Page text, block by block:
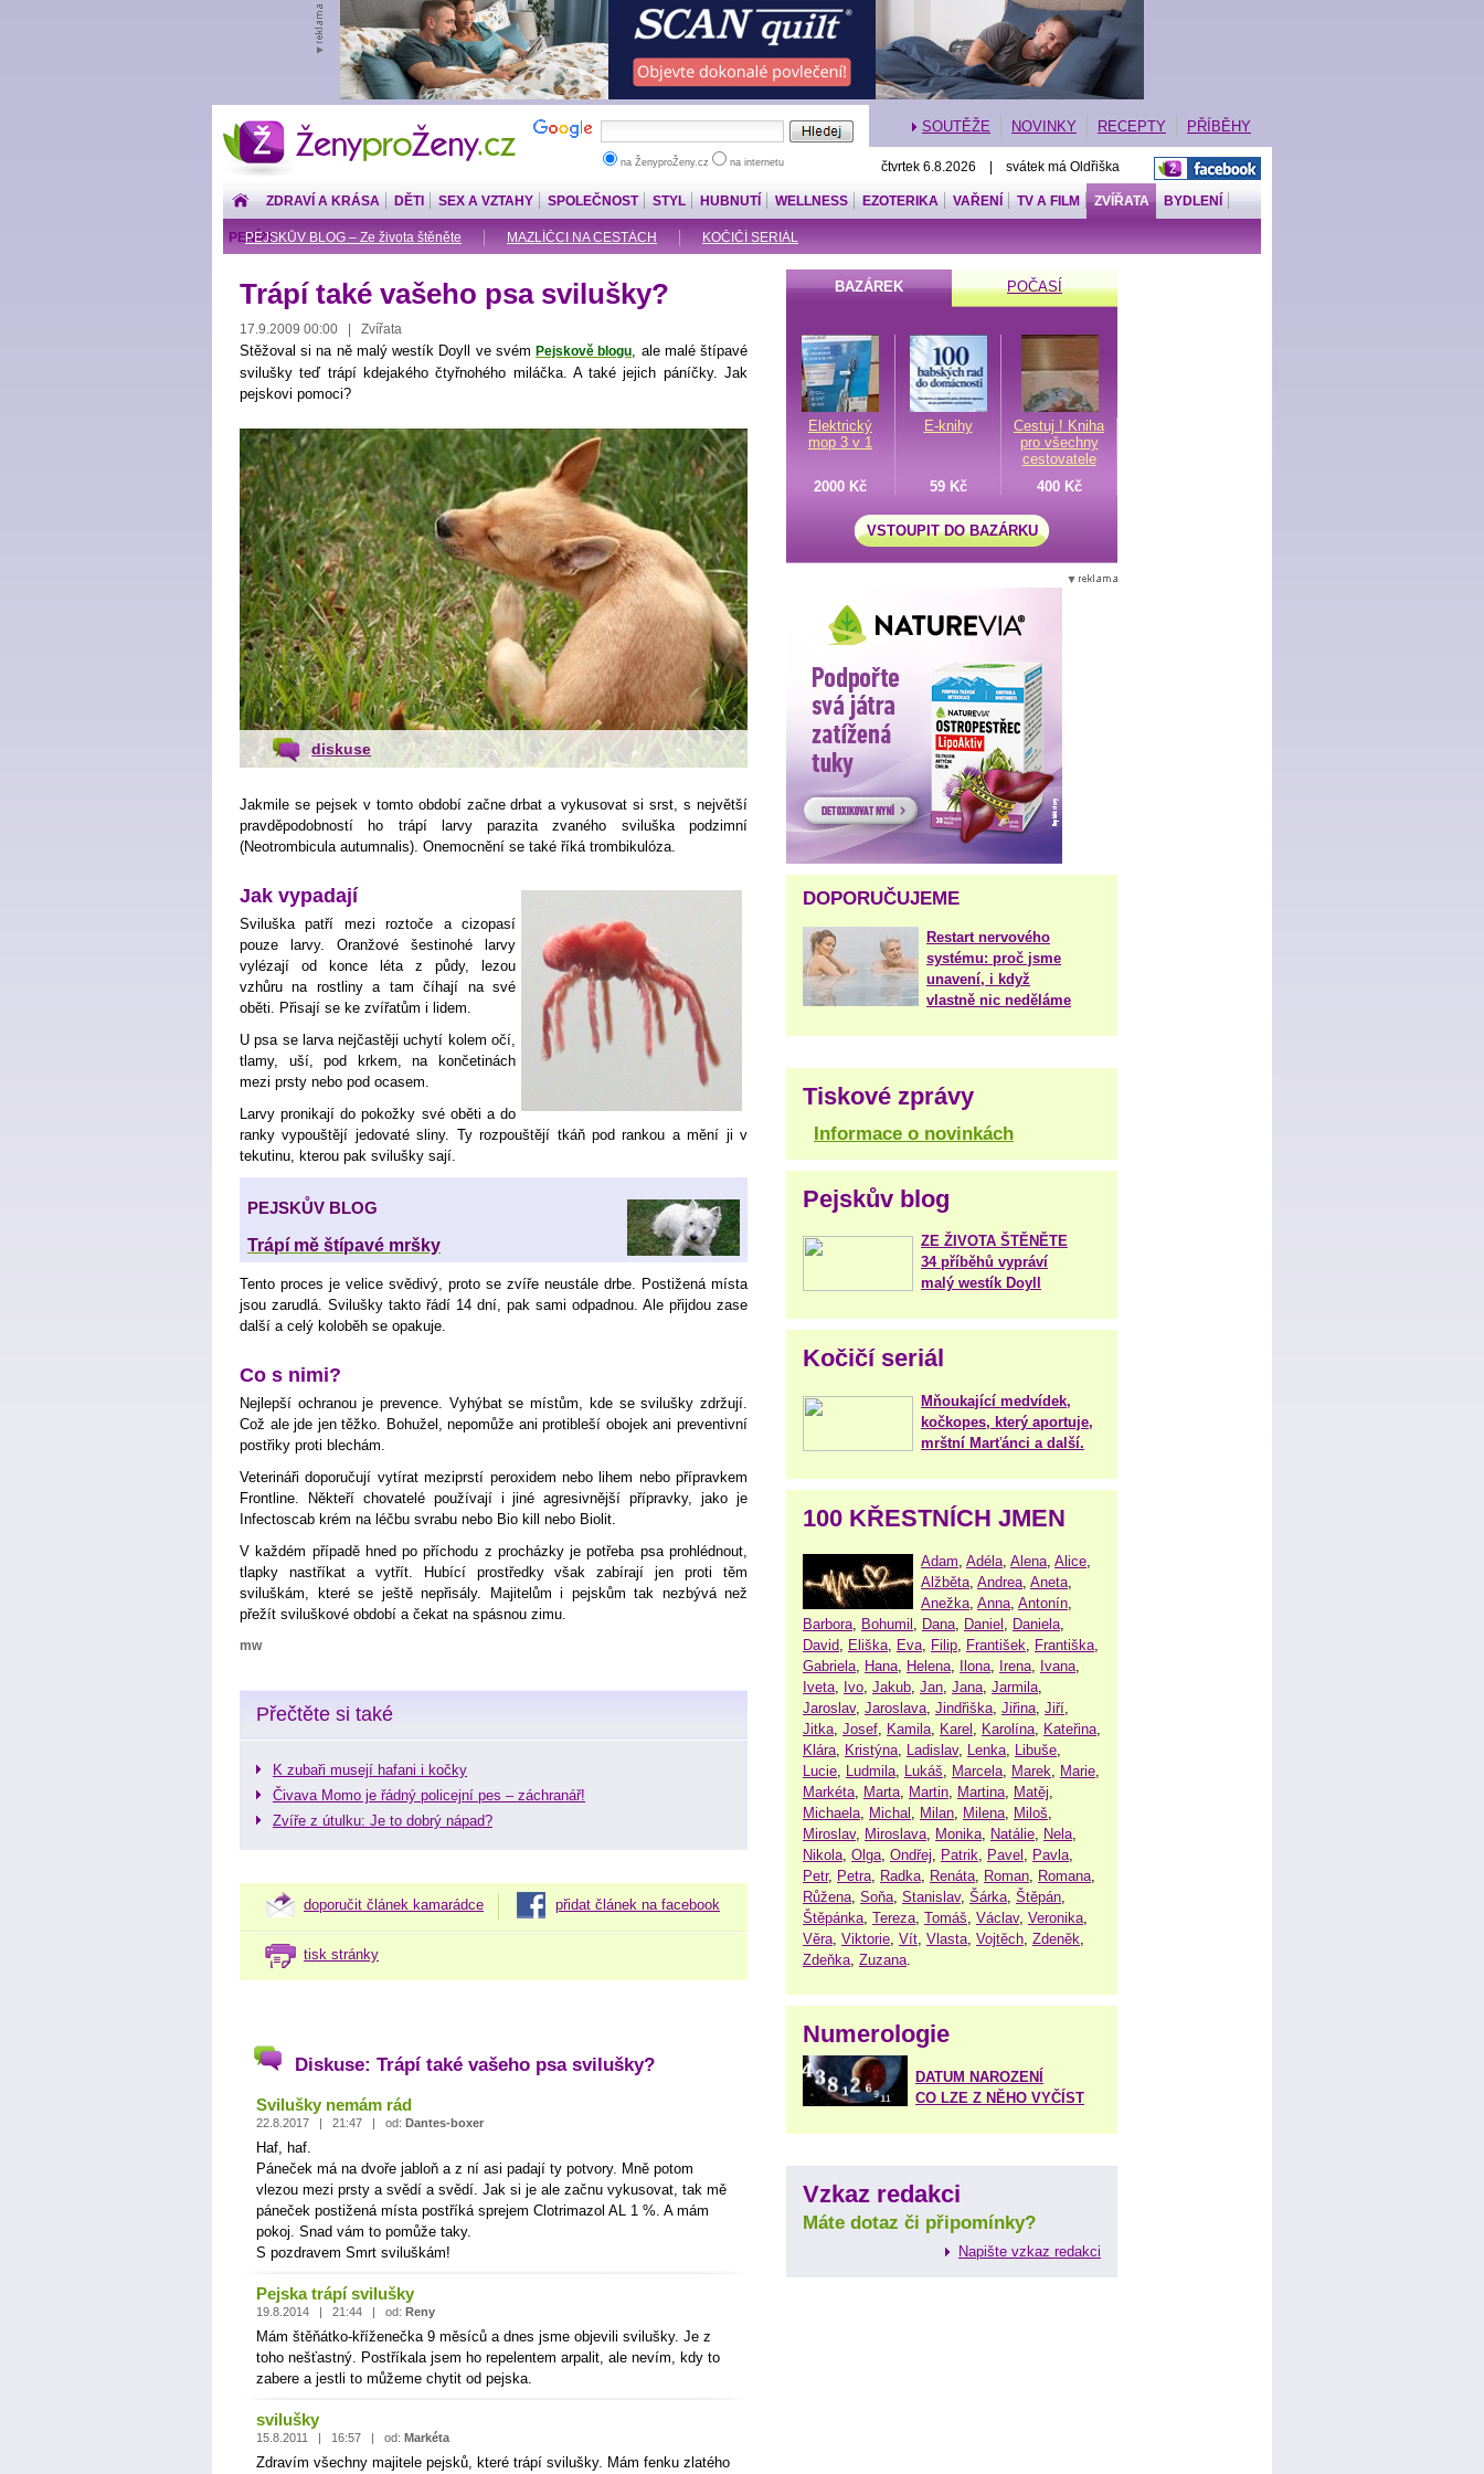
ŽenyproŽeny.cz
na ŽenyproŽeny.cz na internetu
SOUTĚŽE NOVINKY RECEPTY PŘÍBĚHY
čtvrtek 6.8.2026 | svátek má Oldřiška
ZDRAVÍ A KRÁSA DĚTI SEX A VZTAHY SPOLEČNOST STYL HUBNUTÍ WELLNESS EZOTERIKA VAŘENÍ TV A FILM ZVÍŘATA
PEJSKŮV BLOG – Ze života štěněte MAZLÍČCI NA CESTÁCH KOČIČÍ SERIÁL
BYDLENÍ
PENÍZE
Trápí také vašeho psa svilušky?
17.9.2009 00:00 | Zvířata
Stěžoval si na ně malý westík Doyll ve svémPejskově blogu, ale malé štípavé
svilušky teď trápí kdejakého čtyřnohého miláčka. A také jejich páníčky. Jak
pejskovi pomoci?
diskuse
Jakmile se pejsek v tomto období začne drbat a vykusovat si srst, s největší
pravděpodobností ho trápí larvy parazita zvaného sviluška podzimní
(Neotrombicula autumnalis). Onemocnění se také říká trombikulóza.
Jak vypadají
Sviluška patří mezi roztoče a cizopasí
pouze larvy. Oranžové šestinohé larvy
vylézají od konce léta z půdy, lezou
vzhůru na rostliny a tam číhají na své
oběti. Přisají se ke zvířatům i lidem.
U psa se larva nejčastěji uchytí kolem očí,
tlamy, uší, pod krkem, na končetinách
mezi prsty nebo pod ocasem.
Larvy pronikají do pokožky své oběti a do
ranky vypouštějí jedovaté sliny. Ty rozpouštějí tkáň pod rankou a mění ji v
tekutinu, kterou pak svilušky sají.
PEJSKŮV BLOG
Trápí mě štípavé mršky
Tento proces je velice svědivý, proto se zvíře neustále drbe. Postižená místa
jsou zarudlá. Svilušky takto řádí 14 dní, pak sami odpadnou. Ale přijdou zase
další a celý koloběh se opakuje.
Co s nimi?
Nejlepší ochranou je prevence. Vyhýbat se místům, kde se svilušky zdržují.
Což ale jde jen těžko. Bohužel, nepomůže ani protibleší obojek ani preventivní
postřiky proti blechám.
Veterináři doporučují vytírat meziprstí peroxidem nebo lihem nebo přípravkem
Frontline. Někteří chovatelé používají i jiné agresivnější přípravky, jako je
Infectoscab krém na léčbu svrabu nebo Bio kill nebo Biolit.
V každém případě hned po příchodu z procházky je potřeba psa prohlédnout,
tlapky nastříkat a vytřít. Hubící prostředky však zabírají jen proti těm
sviluškám, které se ještě nepřisály. Majitelům i pejskům tak nezbývá než
přežít sviluškové období a čekat na spásnou zimu.
mw
Přečtěte si také
K zubaři musejí hafani i kočky
Čivava Momo je řádný policejní pes – záchranář!
Zvíře z útulku: Je to dobrý nápad?
doporučit článek kamarádce přidat článek na facebook
tisk stránky
Diskuse: Trápí také vašeho psa svilušky?
Svilušky nemám rád
22.8.2017 | 21:47 | od: Dantes-boxer
Haf, haf.
Páneček má na dvoře jabloň a z ní asi padají ty potvory. Mně potom
vlezou mezi prsty a svědí a svědí. Jak si je ale začnu vykusovat, tak mě
páneček postižená místa postříká sprejem Clotrimazol AL 1 %. A mám
pokoj. Snad vám to pomůže taky.
S pozdravem Smrt sviluškám!
Pejska trápí svilušky
19.8.2014 | 21:44 | od: Reny
Mám štěňátko-kříženečka 9 měsíců a dnes jsme objevili svilušky. Je z
toho nešťastný. Postříkala jsem ho repelentem arpalit, ale nevím, kdy to
zabere a jestli to můžeme chytit od pejska.
svilušky
15.8.2011 | 16:57 | od: Markéta
Zdravím všechny majitele pejsků, které trápí svilušky. Mám fenku zlatého
BAZÁREK POČASÍ
Elektrický
mop 3 v 1
E-knihy
Cestuj ! Kniha
pro všechny
cestovatele
2000 Kč
59 Kč 400 Kč
VSTOUPIT DO BAZÁRKU
DOPORUČUJEME
Restart nervového
systému: proč jsme
unavení, i když
vlastně nic neděláme
Tiskové zprávy
Informace o novinkách
Pejskův blog
ZE ŽIVOTA ŠTĚNĚTE
34 příběhů vypráví
malý westík Doyll
Kočičí seriál
Mňoukající medvídek,
kočkopes, který aportuje,
mrštní Marťánci a další.
100 KŘESTNÍCH JMEN
Adam Adéla Alena Alice
Alžběta Andrea Aneta
Anežka Anna Antonín
Barbora Bohumil Dana Daniel Daniela
David Eliška Eva Filip František Františka
Gabriela Hana Helena Ilona Irena Ivana
Iveta Ivo Jakub Jan Jana Jarmila
Jaroslav, Jaroslava Jindřiška Jiřina Jiří
Jitka Josef Kamila Karel Karolína Kateřina
Klára Kristýna Ladislav, Lenka Libuše
Lucie Ludmila Lukáš Marcela Marek Marie
Markéta Marta Martin Martina Matěj
Michaela Michal Milan Milena Miloš
Miroslav, Miroslava Monika Natálie Nela
Nikola Olga Ondřej Patrik Pavel Pavla
Petr, Petra Radka Renáta Roman Romana
Růžena Soňa Stanislav, Šárka Štěpán
Štěpánka Tereza Tomáš Václav, Veronika
Věra Viktorie Vít Vlasta Vojtěch Zdeněk
Zdeňka Zuzana
Numerologie
DATUM NAROZENÍ
CO LZE Z NĚHO VYČÍST
Vzkaz redakci
Máte dotaz či připomínky?
Napište vzkaz redakci